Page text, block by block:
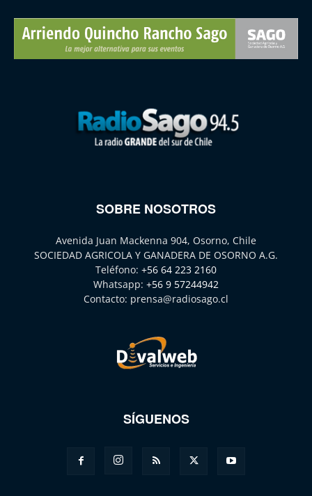
SOBRE NOSOTROS
Avenida Juan Mackenna 904, Osorno, Chile
SOCIEDAD AGRICOLA Y GANADERA DE OSORNO A.G.
Teléfono: +56 64 223 2160
Whatsapp: +56 9 57244942
Contacto: prensa@radiosago.cl
SÍGUENOS